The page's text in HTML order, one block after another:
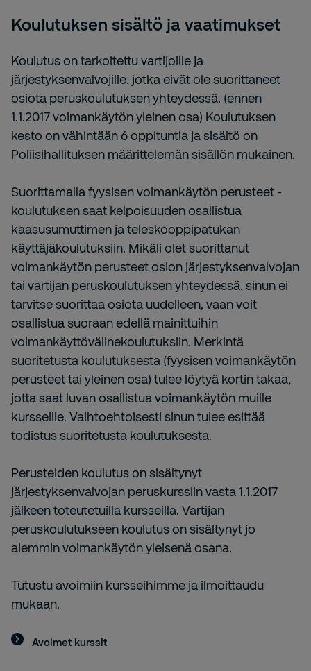
Koulutuksen sisältö ja vaatimukset
Koulutus on tarkoitettu vartijoille ja
järjestyksenvalvojille, jotka eivät ole suorittaneet
osiota peruskoulutuksen yhteydessä. (ennen
1.1.2017 voimankäytön yleinen osa) Koulutuksen
kesto on vähintään 6 oppituntia ja sisältö on
Poliisihallituksen määrittelemän sisällön mukainen.
Suorittamalla fyysisen voimankäytön perusteet -
koulutuksen saat kelpoisuuden osallistua
kaasusumuttimen ja teleskooppipatukan
käyttäjäkoulutuksiin. Mikäli olet suorittanut
voimankäytön perusteet osion järjestyksenvalvojan
tai vartijan peruskoulutuksen yhteydessä, sinun ei
tarvitse suorittaa osiota uudelleen, vaan voit
osallistua suoraan edellä mainittuihin
voimankäyttövälinekoulutuksiin. Merkintä
suoritetusta koulutuksesta (fyysisen voimankäytön
perusteet tai yleinen osa) tulee löytyä kortin takaa,
jotta saat luvan osallistua voimankäytön muille
kursseille. Vaihtoehtoisesti sinun tulee esittää
todistus suoritetusta koulutuksesta.
Perusteiden koulutus on sisältynyt
järjestyksenvalvojan peruskurssiin vasta 1.1.2017
jälkeen toteutetuilla kursseilla. Vartijan
peruskoulutukseen koulutus on sisältynyt jo
aiemmin voimankäytön yleisenä osana.
Tutustu avoimiin kursseihimme ja ilmoittaudu
mukaan.
Avoimet kurssit